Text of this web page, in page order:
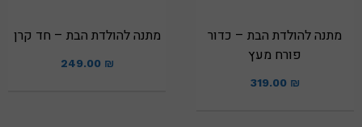
מתנה להולדת הבת – כדור
פורח מעץ
319.00 ₪
מתנה להולדת הבת – חד קרן
249.00 ₪